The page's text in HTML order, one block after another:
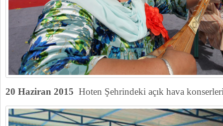
20 Haziran 2015 Hoten Şehrindeki açık hava